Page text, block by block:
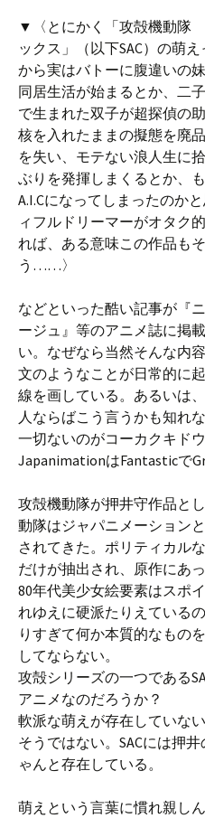
▼〈とにかく「攻殻機動隊
ックス」（以下SAC）の萌
から実はバトーに腹違いの
同居生活が始まるとか、二
で生まれた双子が超探偵の
核を入れたままの擬態を廃
を失い、モテない浪人生に
ぶりを発揮しまくるとか、
A.I.Cになってしまったのか
ィフルドリーマーがオタク
れば、ある意味この作品も
う……〉
などといった酷い記事が『
ージュ』等のアニメ誌に掲
い。なぜなら当然そんな内
文のようなことが日常的に
線を画している。あるいは
人ならばこう言うかも知れ
一切ないのがコーカクキド
JapanimationはFantasticで
攻殻機動隊が押井守作品と
動隊はジャパニメーション
されてきた。ポリティカル
だけが抽出され、原作にあ
80年代美少女絵要素はスポ
れゆえに硬派たりえている
りすぎて何か本質的なもの
してならない。
攻殻シリーズの一つである
アニメなのだろうか？
軟派な萌えが存在していな
そうではない。SACには押
ゃんと存在している。
萌えという言葉に慣れ親し